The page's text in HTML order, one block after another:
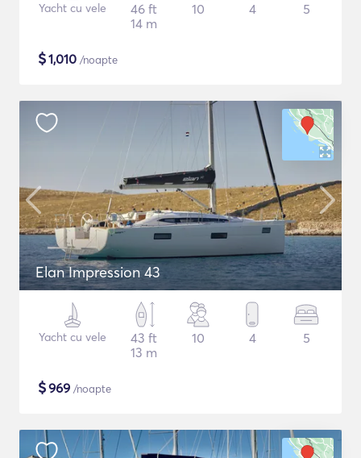
Yacht cu vele
46 ft
14 m
10 4 5
$1,010 /noapte
Elan Impression 43
Yacht cu vele
43 ft
13 m
10 4 5
$969 /noapte